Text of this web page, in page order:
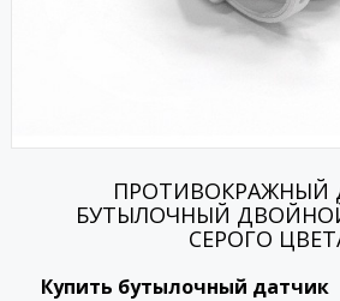
ПРОТИВОКРАЖНЫЙ
БУТЫЛОЧНЫЙ
СЕРОГО
Купить бутылочный датчик